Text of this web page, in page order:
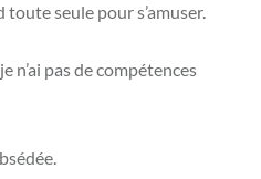
seule pour s’amuser.
n’ai pas de compétences